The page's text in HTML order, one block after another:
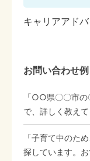
キャリアアド
お問い合わせ例
「○○県〇〇市の
で、詳しく教えて
「子育て中のた
探しています。お